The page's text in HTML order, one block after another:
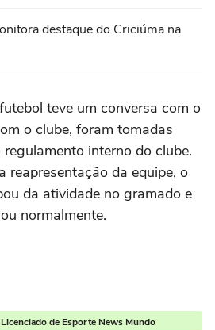
destaque do Criciúma na
teve um conversa com o
o clube, foram tomadas
interno do clube.
reapresentação da equipe, o
da atividade no gramado e
normalmente.
de Esporte News Mundo